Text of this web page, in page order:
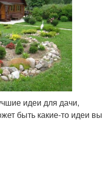
идеи для дачи,
быть какие-то идеи вы